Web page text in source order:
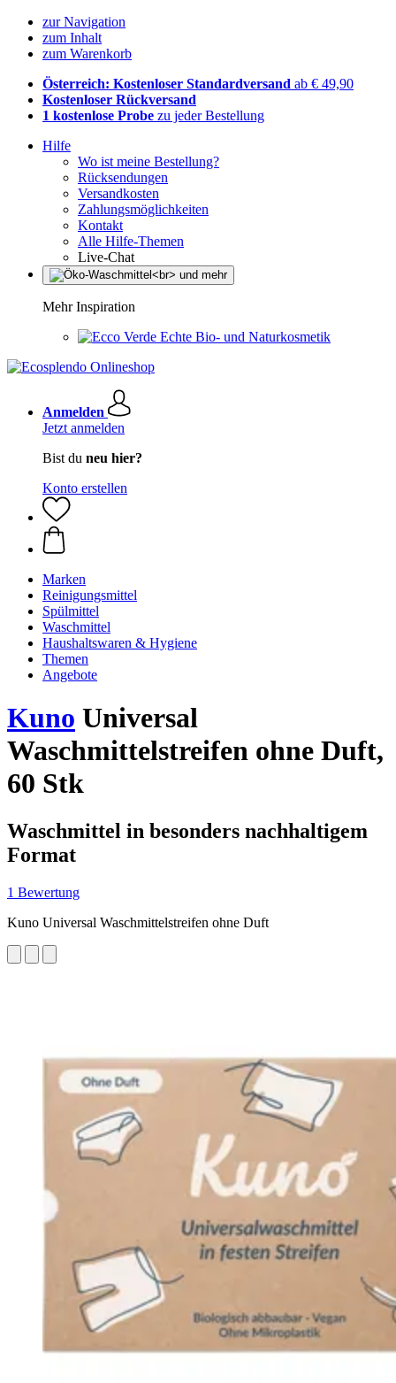
zur Navigation
zum Inhalt
zum Warenkorb
Österreich: Kostenloser Standardversand ab € 49,90
Kostenloser Rückversand
1 kostenlose Probe zu jeder Bestellung
Hilfe
Wo ist meine Bestellung?
Rücksendungen
Versandkosten
Zahlungsmöglichkeiten
Kontakt
Alle Hilfe-Themen
Live-Chat
Mehr Inspiration
Echte Bio- und Naturkosmetik
Anmelden
Jetzt anmelden
Bist du neu hier?
Konto erstellen
Marken
Reinigungsmittel
Spülmittel
Waschmittel
Haushaltswaren & Hygiene
Themen
Angebote
Kuno Universal
Waschmittelstreifen ohne Duft,
60 Stk
Waschmittel in besonders nachhaltigem
Format
1 Bewertung
Kuno Universal Waschmittelstreifen ohne Duft